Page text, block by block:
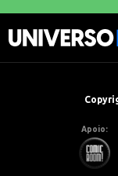
Apoio: